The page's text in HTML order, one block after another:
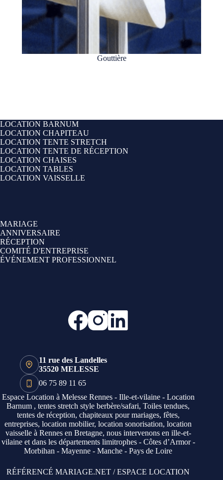
Gouttière
LOCATION BARNUM
LOCATION CHAPITEAU
LOCATION TENTE STRETCH
LOCATION TENTE DE RÉCEPTION
LOCATION CHAISES
LOCATION TABLES
LOCATION VAISSELLE
MARIAGE
ANNIVERSAIRE
RÉCEPTION
COMITÉ D'ENTREPRISE
ÉVÉNEMENT PROFESSIONNEL
11 rue des Landelles
35520 MELESSE
06 75 89 11 65
Espace Location à Melesse Rennes - Ille-et-vilaine - Location
Barnum , tentes stretch style berbère/safari, Toiles tendues,
tentes de réception, chapiteaux pour mariages, fêtes,
entreprises, location mobilier, location sonorisation, location
vaisselle à Rennes en Bretagne, nous intervenons en ille-et-
vilaine et dans les départements limitrophes - Côtes d’Armor -
Morbihan - Mayenne - Manche - Pays de Loire
RÉFÉRENCÉ MARIAGE.NET /ESPACE LOCATION